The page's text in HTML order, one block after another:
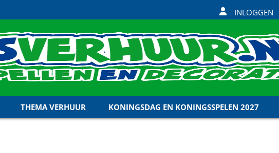
INLOGGEN
THEMA VERHUUR KONINGSDAG EN KONINGSSPELEN 2027